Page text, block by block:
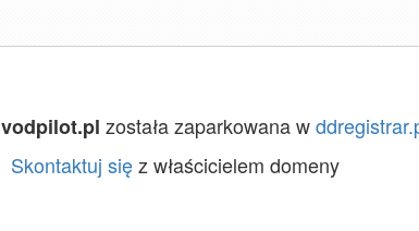
vodpilot.pl została zaparkowana w
Skontaktuj sięz właścicielem domeny